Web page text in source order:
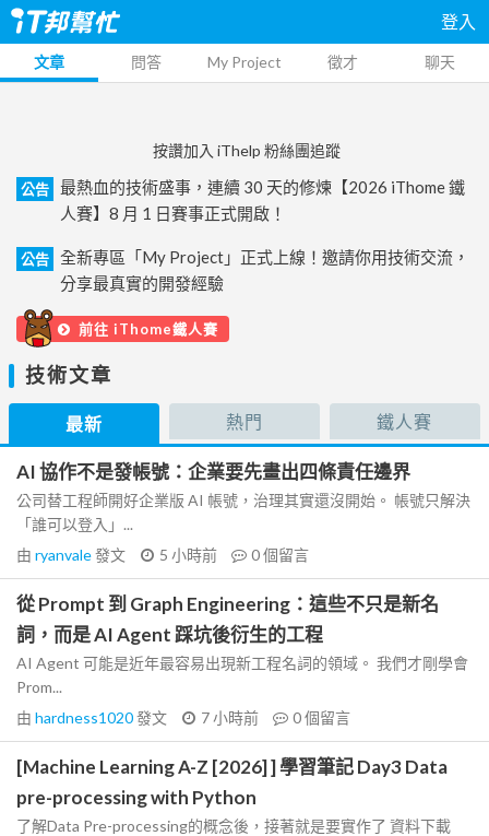
登入
文章 問答 My Project 徵才 聊天
按讚加入 iThelp 粉絲團追蹤
公告
最熱血的技術盛事，連續 30 天的修煉【2026 iThome 鐵
人賽】8 月 1 日賽事正式開啟！
公告
全新專區「My Project」正式上線！邀請你用技術交流，
分享最真實的開發經驗
前往 iThome鐵人賽
技術文章
最新 熱門 鐵人賽
AI 協作不是發帳號：企業要先畫出四條責任邊界
公司替工程師開好企業版 AI 帳號，治理其實還沒開始。 帳號只解決
「誰可以登入」...
由 ryanvale發文 5 小時前 0個留言
從 Prompt 到 Graph Engineering：這些不只是新名
詞，而是 AI Agent 踩坑後衍生的工程
AI Agent 可能是近年最容易出現新工程名詞的領域。 我們才剛學會
Prom...
由 hardness1020發文 7 小時前 0個留言
[Machine Learning A-Z [2026] ] 學習筆記 Day3 Data
pre-processing with Python
了解Data Pre-processing的概念後，接著就是要實作了 資料下載